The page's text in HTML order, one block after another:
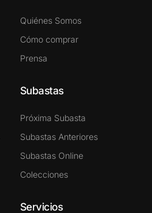
Quiénes Somos
Cómo comprar
Prensa
Subastas
Próxima Subasta
Subastas Anteriores
Subastas Online
Colecciones
Servicios